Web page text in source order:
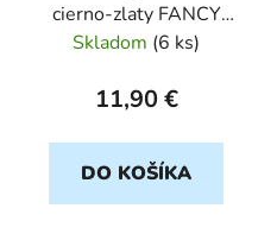
cierno-zlaty FANCY
BOOK
Skladom (6 ks)
11,90 €
DO KOŠÍKA